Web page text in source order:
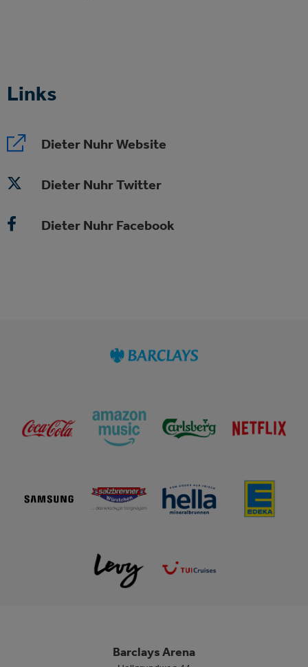
Links
Dieter Nuhr Website
Dieter Nuhr Twitter
Dieter Nuhr Facebook
Barclays Arena